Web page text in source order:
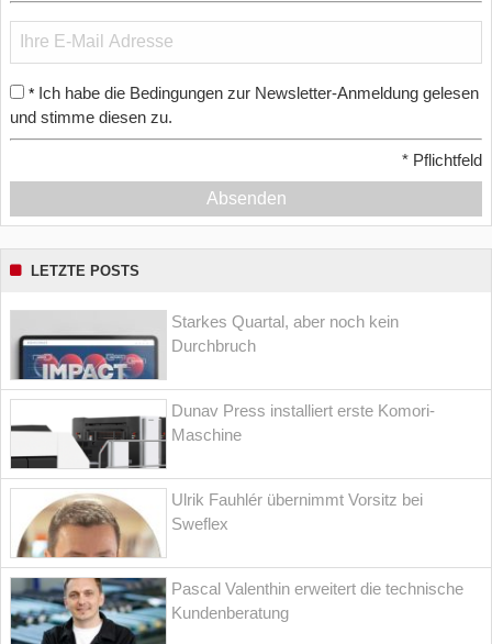
* Ich habe die Bedingungen zur Newsletter-Anmeldung gelesen
und stimme diesen zu.
* Pflichtfeld
Absenden
LETZTE POSTS
Starkes Quartal, aber noch kein
Durchbruch
Dunav Press installiert erste Komori-
Maschine
Ulrik Fauhlér übernimmt Vorsitz bei
Sweflex
Pascal Valenthin erweitert die technische
Kundenberatung